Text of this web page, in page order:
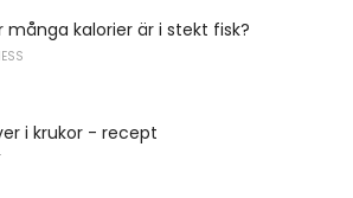
många kalorier är i stekt fisk?
i krukor - recept